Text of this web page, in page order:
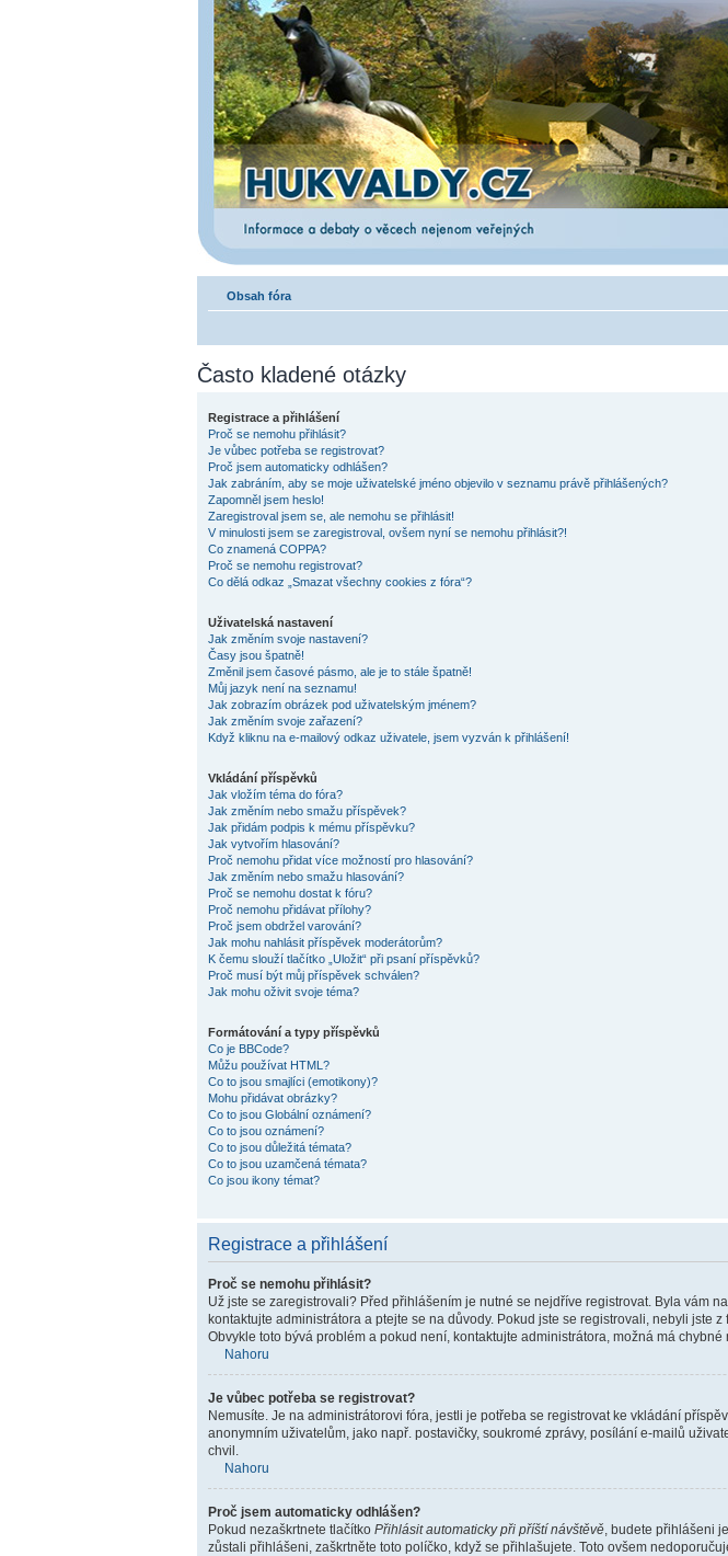
Obsah fóra
Často kladené otázky
Registrace a přihlášení
Proč se nemohu přihlásit?
Je vůbec potřeba se registrovat?
Proč jsem automaticky odhlášen?
Jak zabráním, aby se moje uživatelské jméno objevilo v seznamu právě přihlášených?
Zapomněl jsem heslo!
Zaregistroval jsem se, ale nemohu se přihlásit!
V minulosti jsem se zaregistroval, ovšem nyní se nemohu přihlásit?!
Co znamená COPPA?
Proč se nemohu registrovat?
Co dělá odkaz „Smazat všechny cookies z fóra“?
Uživatelská nastavení
Jak změním svoje nastavení?
Časy jsou špatně!
Změnil jsem časové pásmo, ale je to stále špatně!
Můj jazyk není na seznamu!
Jak zobrazím obrázek pod uživatelským jménem?
Jak změním svoje zařazení?
Když kliknu na e-mailový odkaz uživatele, jsem vyzván k přihlášení!
Vkládání příspěvků
Jak vložím téma do fóra?
Jak změním nebo smažu příspěvek?
Jak přidám podpis k mému příspěvku?
Jak vytvořím hlasování?
Proč nemohu přidat více možností pro hlasování?
Jak změním nebo smažu hlasování?
Proč se nemohu dostat k fóru?
Proč nemohu přidávat přílohy?
Proč jsem obdržel varování?
Jak mohu nahlásit příspěvek moderátorům?
K čemu slouží tlačítko „Uložit“ při psaní příspěvků?
Proč musí být můj příspěvek schválen?
Jak mohu oživit svoje téma?
Formátování a typy příspěvků
Co je BBCode?
Můžu používat HTML?
Co to jsou smajlíci (emotikony)?
Mohu přidávat obrázky?
Co to jsou Globální oznámení?
Co to jsou oznámení?
Co to jsou důležitá témata?
Co to jsou uzamčená témata?
Co jsou ikony témat?
Registrace a přihlášení
Proč se nemohu přihlásit?
Už jste se zaregistrovali? Před přihlášením je nutné se nejdříve registrovat. Byla vám
kontaktujte administrátora a ptejte se na důvody. Pokud jste se registrovali, nebyli
Obvykle toto bývá problém a pokud není, kontaktujte administrátora, možná má chybné
Nahoru
Je vůbec potřeba se registrovat?
Nemusíte. Je na administrátorovi fóra, jestli je potřeba se registrovat ke vkládání
anonymním uživatelům, jako např. postavičky, soukromé zprávy, posílání e-mailů
chvil.
Nahoru
Proč jsem automaticky odhlášen?
Pokud nezaškrtnete tlačítko Přihlásit automaticky při příští návštěvě, budete přihlášeni
zůstali přihlášeni, zaškrtněte toto políčko, když se přihlašujete. Toto ovšem